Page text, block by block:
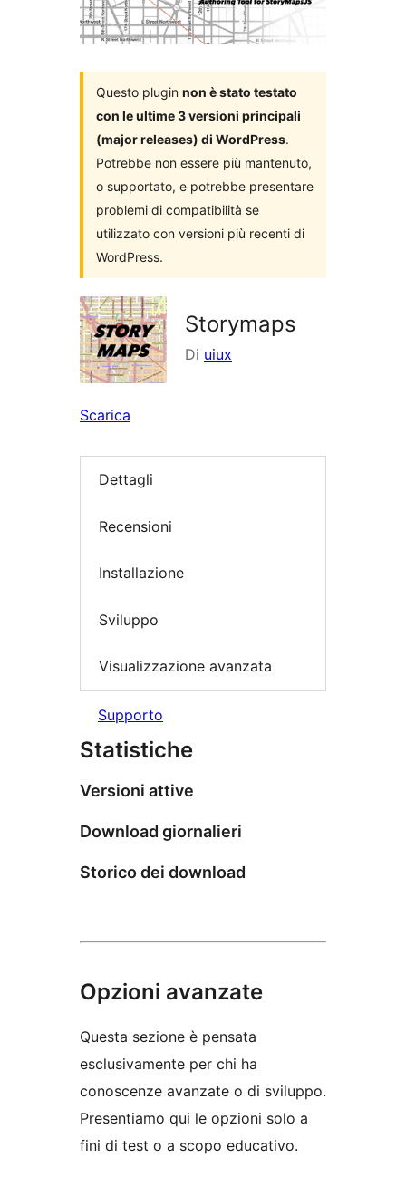
Questo plugin non è stato testato
con le ultime 3 versioni principali
(major releases) di WordPress.
Potrebbe non essere più mantenuto,
o supportato, e potrebbe presentare
problemi di compatibilità se
utilizzato con versioni più recenti di
WordPress.
Storymaps
Di uiux
Scarica
Dettagli
Recensioni
Installazione
Sviluppo
Visualizzazione avanzata
Supporto
Statistiche
Versioni attive
Download giornalieri
Storico dei download
Opzioni avanzate
Questa sezione è pensata
esclusivamente per chi ha
conoscenze avanzate o di sviluppo.
Presentiamo qui le opzioni solo a
fini di test o a scopo educativo.